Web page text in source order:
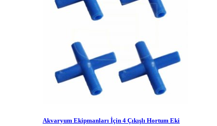
Akvaryum Ekipmanları İçin 4 Çıkışlı Hortum Eki